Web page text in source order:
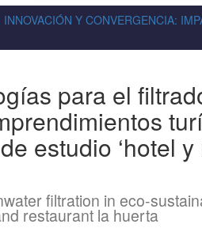
DECLARACIÓN DE PRIVACIDAD
PRIVACIDAD DE LA
EQUIPO EDITORIAL
PROTOCOLO DE
CONTACTO
Y CONVERGENCIA:
para el
estudio ‘hotel
filtration in eco-
restaurant la huerta